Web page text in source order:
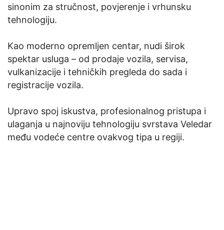
sinonim za stručnost, povjerenje i vrhunsku
tehnologiju.
Kao moderno opremljen centar, nudi širok
spektar usluga – od prodaje vozila, servisa,
vulkanizacije i tehničkih pregleda do sada i
registracije vozila.
Upravo spoj iskustva, profesionalnog pristupa i
ulaganja u najnoviju tehnologiju svrstava Veledar
među vodeće centre ovakvog tipa u regiji.